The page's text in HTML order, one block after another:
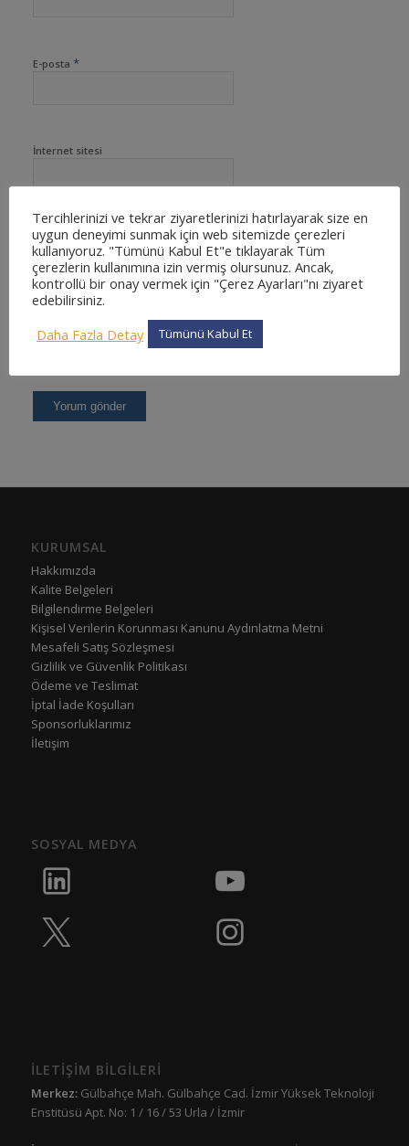
E-posta *
İnternet sitesi
KURUMSAL
Hakkımızda
Kalite Belgeleri
Bilgilendirme Belgeleri
Kişisel Verilerin Korunması Kanunu Aydınlatma Metni
Mesafeli Satış Sözleşmesi
Gizlilik ve Güvenlik Politikası
Ödeme ve Teslimat
İptal İade Koşulları
Sponsorluklarımız
İletişim
SOSYAL MEDYA
İLETİŞİM BİLGİLERİ
Merkez:Gülbahçe Mah. Gülbahçe Cad. İzmir Yüksek Teknoloji
Enstitüsü Apt. No: 1 / 16 / 53 Urla / İzmir
Tercihlerinizi ve tekrar ziyaretlerinizi hatırlayarak size en
uygun deneyimi sunmak için web sitemizde çerezleri
kullanıyoruz. "Tümünü Kabul Et"e tıklayarak Tüm
çerezlerin kullanımına izin vermiş olursunuz. Ancak,
kontrollü bir onay vermek için "Çerez Ayarları"nı ziyaret
edebilirsiniz.
Daha Fazla Detay
Tümünü Kabul Et